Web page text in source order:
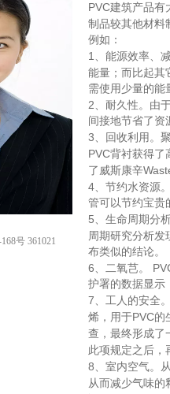
号 361021
PVC建筑产品有
制品较其他材料
例如：
1、 能源效率、
能量；而比起其
需使用少量的能
2、 耐久性。由
间接地节省了资
3 、回收利用。
PVC背衬获得了
了威斯康辛
4、节约水资源
管可以节约宝贵
5 、生命周期分析
周期研究分析发
布类似的结论。
6 、二氧芑。
护署的数据显示
7 、工人的安全。
烯，用于PVC的
查，最终形成了
此项规定之后，
8 、室内空气。
从而减少气味的